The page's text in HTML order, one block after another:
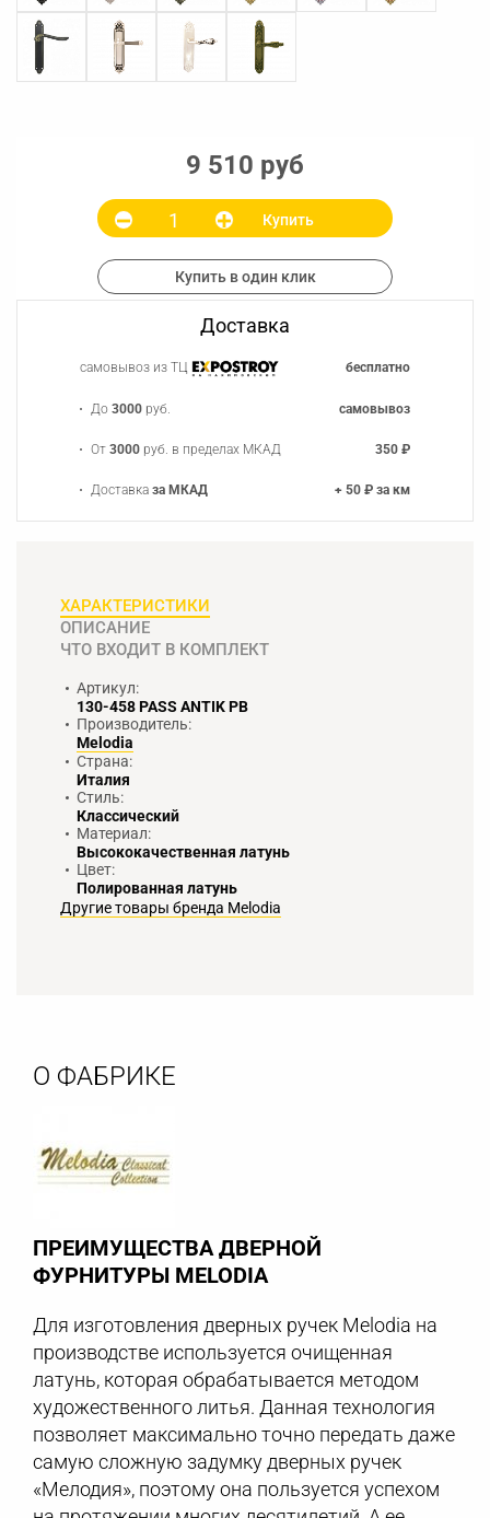
9 510 руб
Купить
Купить в один клик
Доставка
самовывоз из ТЦ бесплатно
До3000 руб. самовывоз
От3000 руб. в пределах МКАД 350 ₽
Доставказа МКАД + 50 ₽ за км
ХАРАКТЕРИСТИКИ
ОПИСАНИЕ
ЧТО ВХОДИТ В КОМПЛЕКТ
Артикул:
130-458 PASS ANTIK PB
Производитель:
Melodia
Страна:
Италия
Стиль:
Классический
Материал:
Высококачественная латунь
Цвет:
Полированная латунь
Другие товары бренда Melodia
О ФАБРИКЕ
ПРЕИМУЩЕСТВА ДВЕРНОЙ
ФУРНИТУРЫ MELODIA
Для изготовления дверных ручек Melodia на
производстве используется очищенная
латунь, которая обрабатывается методом
художественного литья. Данная технология
позволяет максимально точно передать даже
самую сложную задумку дверных ручек
«Мелодия», поэтому она пользуется успехом